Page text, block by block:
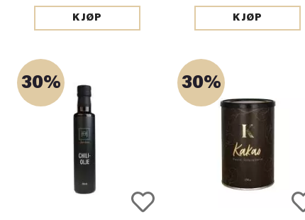
KJØP KJØP
30% 30%